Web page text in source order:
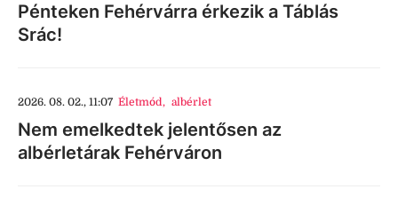
Pénteken Fehérvárra érkezik a Táblás
Srác!
2026. 08. 02., 11:07 Életmód, albérlet
Nem emelkedtek jelentősen az
albérletárak Fehérváron